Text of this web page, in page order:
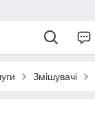
Змішувачі